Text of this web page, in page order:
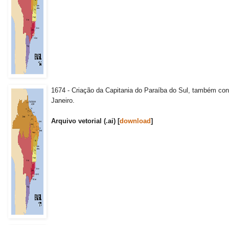
1674 - Criação da Capitania do Paraíba do Sul, também
Janeiro.
Arquivo vetorial (.ai) [download]